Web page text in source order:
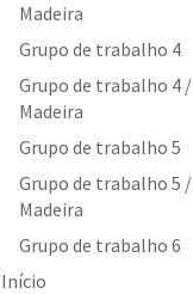
Madeira
Grupo de trabalho 4
Grupo de trabalho 4 /
Madeira
Grupo de trabalho 5
Grupo de trabalho 5 /
Madeira
Grupo de trabalho 6
Início